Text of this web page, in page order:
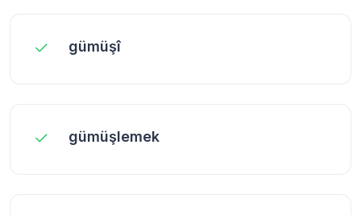
gümüşî
gümüşlemek